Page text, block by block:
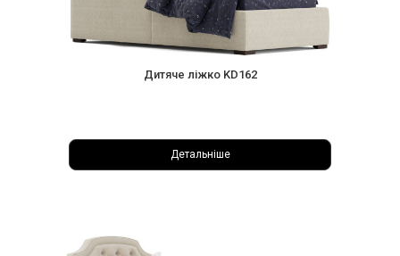
Дитяче ліжко KD162
Детальніше